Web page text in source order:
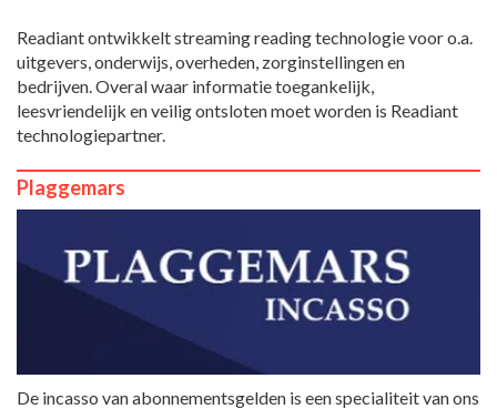
Readiant ontwikkelt streaming reading technologie voor o.a.
uitgevers, onderwijs, overheden, zorginstellingen en
bedrijven. Overal waar informatie toegankelijk,
leesvriendelijk en veilig ontsloten moet worden is Readiant
technologiepartner.
Plaggemars
De incasso van abonnementsgelden is een specialiteit van ons